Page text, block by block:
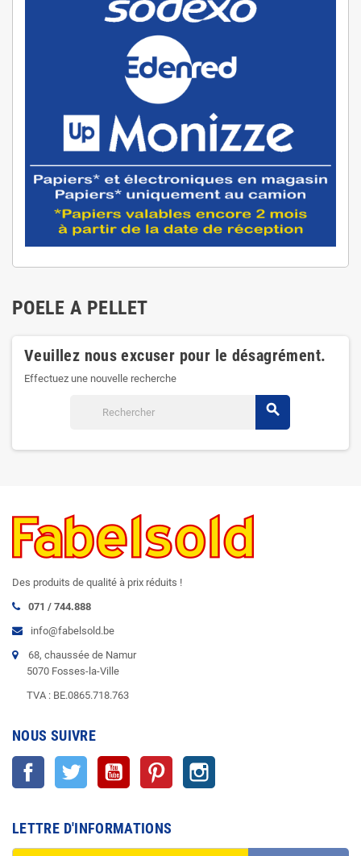
POELE A PELLET
Veuillez nous excuser pour le désagrément.
Effectuez une nouvelle recherche
search
Des produits de qualité à prix réduits !
071 / 744.888
info@fabelsold.be
68, chaussée de Namur
5070 Fosses-la-Ville
TVA : BE.0865.718.763
NOUS SUIVRE
Facebook Twitter YouTube Pinterest
LETTRE D'INFORMATIONS